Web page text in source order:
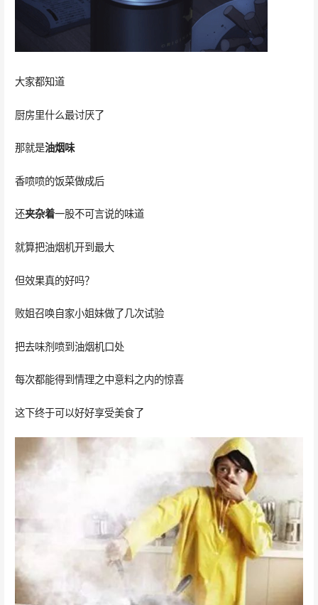
大家都知道
厨房里什么最讨厌了
那就是油烟味
香喷喷的饭菜做成后
还夹杂着一股不可言说的味道
就算把油烟机开到最大
但效果真的好吗？
败姐召唤自家小姐妹做了几次试验
把去味剂喷到油烟机口处
每次都能得到情理之中意料之内的惊喜
这下终于可以好好享受美食了